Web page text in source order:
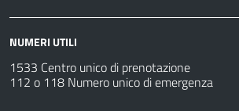
NUMERI UTILI
1533 Centro unico di prenotazione
112 o 118 Numero unico di emergenza